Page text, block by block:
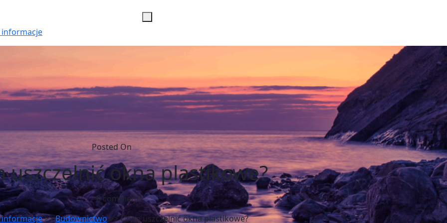
Posted On
uszczelnić okna plastikowe?
0 comments
>>Budownictwo>> Czym uszczelnić okna plastikowe?